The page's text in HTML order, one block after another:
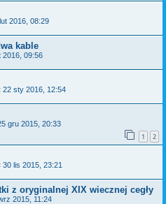
2016, 08:29
kable
2016, 09:56
22 sty 2016, 12:54
gru 2015, 20:33
1 2
30 lis 2015, 23:21
z oryginalnej XIX wiecznej cegły
2015, 11:24